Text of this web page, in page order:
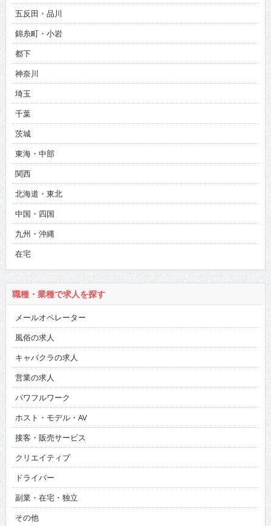
五反田・品川
錦糸町・小岩
都下
神奈川
埼玉
千葉
茨城
東海・中部
関西
北海道・東北
中国・四国
九州・沖縄
在宅
職種・業種で求人を探す
メールオペレーター
風俗の求人
キャバクラの求人
営業の求人
パワフルワーク
ホスト・モデル・AV
接客・販売サービス
クリエイティブ
ドライバー
副業・在宅・独立
その他